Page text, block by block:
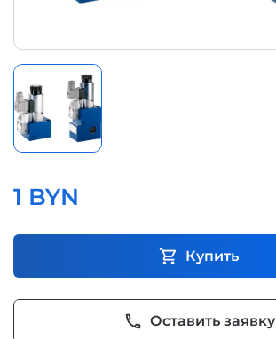
1 BYN
shopping_cart Купить
phone Оставить заявку